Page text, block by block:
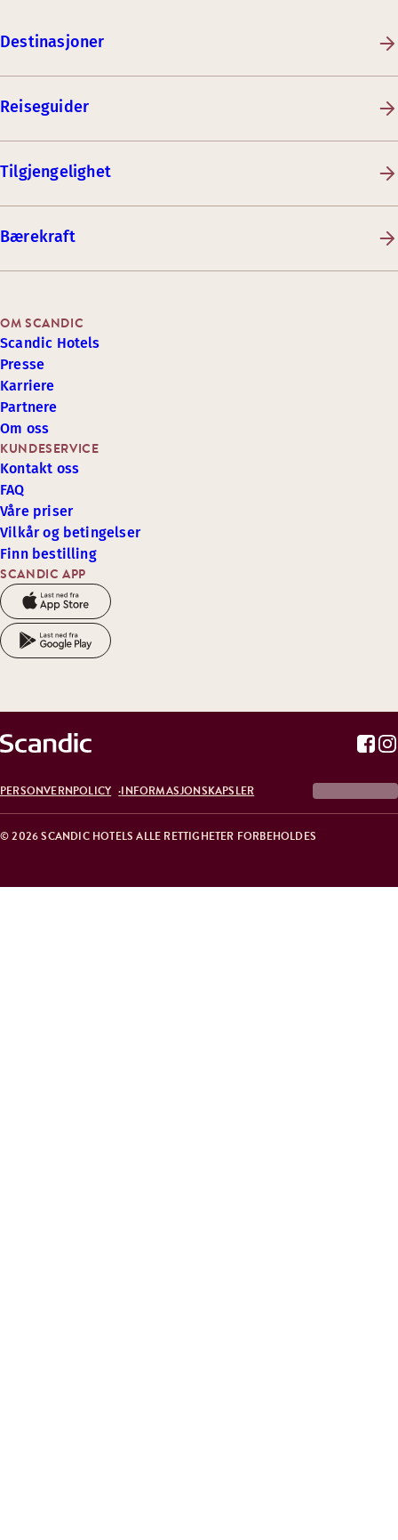
Destinasjoner
Reiseguider
Tilgjengelighet
Bærekraft
SCANDIC APP
KUNDESERVICE
Kontakt oss
FAQ
Våre priser
Vilkår og betingelser
Finn bestilling
OM SCANDIC
Scandic Hotels
Presse
Karriere
Partnere
Om oss
© 2026 SCANDIC HOTELS ALLE RETTIGHETER FORBEHOLDES
PERSONVERNPOLICY INFORMASJONSKAPSLER